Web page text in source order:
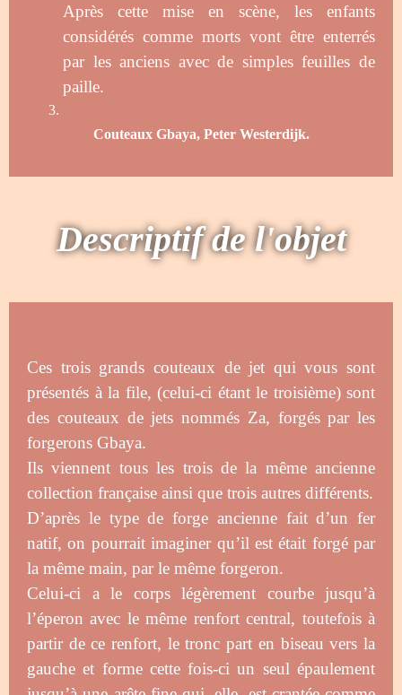
Après cette mise en scène, les enfants
considérés comme morts vont être enterrés
par les anciens avec de simples feuilles de
paille.
Couteaux Gbaya, Peter Westerdijk.
Descriptif de l'objet
Ces trois grands couteaux de jet qui vous sont
présentés à la file, (celui-ci étant le troisième) sont
des couteaux de jets nommés Za, forgés par les
forgerons Gbaya.
Ils viennent tous les trois de la même ancienne
collection française ainsi que trois autres différents.
D’après le type de forge ancienne fait d’un fer
natif, on pourrait imaginer qu’il est était forgé par
la même main, par le même forgeron.
Celui-ci a le corps légèrement courbe jusqu’à
l’éperon avec le même renfort central, toutefois à
partir de ce renfort, le tronc part en biseau vers la
gauche et forme cette fois-ci un seul épaulement